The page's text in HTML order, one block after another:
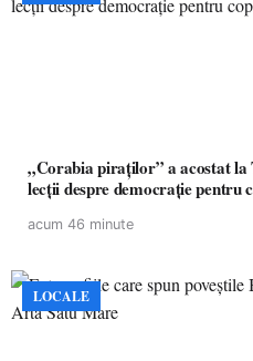
„Corabia piraților” a acostat la
lecții despre democrație pentru
acum 46 minute
LOCALE